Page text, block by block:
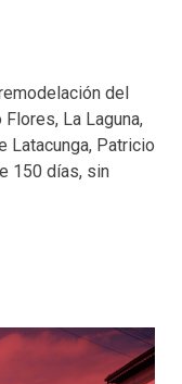
del
La Laguna,
Latacunga, Patricio
150 días, sin